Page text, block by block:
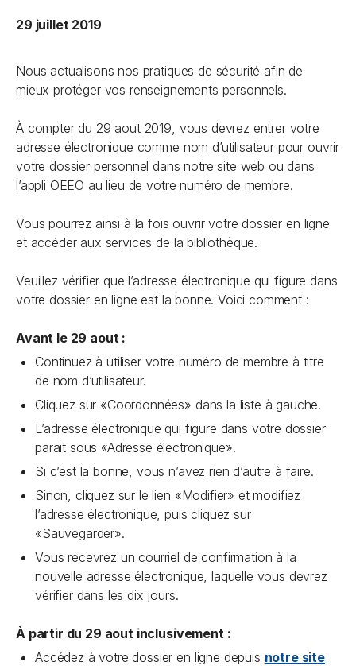
29 juillet 2019
Nous actualisons nos pratiques de sécurité afin de
mieux protéger vos renseignements personnels.
À compter du 29 aout 2019, vous devrez entrer votre
adresse électronique comme nom d’utilisateur pour ouvrir
votre dossier personnel dans notre site web ou dans
l’appli OEEO au lieu de votre numéro de membre.
Vous pourrez ainsi à la fois ouvrir votre dossier en ligne
et accéder aux services de la bibliothèque.
Veuillez vérifier que l’adresse électronique qui figure dans
votre dossier en ligne est la bonne. Voici comment :
Avant le 29 aout :
Continuez à utiliser votre numéro de membre à titre
de nom d’utilisateur.
Cliquez sur «Coordonnées» dans la liste à gauche.
L’adresse électronique qui figure dans votre dossier
parait sous «Adresse électronique».
Si c’est la bonne, vous n’avez rien d’autre à faire.
Sinon, cliquez sur le lien «Modifier» et modifiez
l’adresse électronique, puis cliquez sur
«Sauvegarder».
Vous recevrez un courriel de confirmation à la
nouvelle adresse électronique, laquelle vous devrez
vérifier dans les dix jours.
À partir du 29 aout inclusivement :
Accédez à votre dossier en ligne depuis notre site